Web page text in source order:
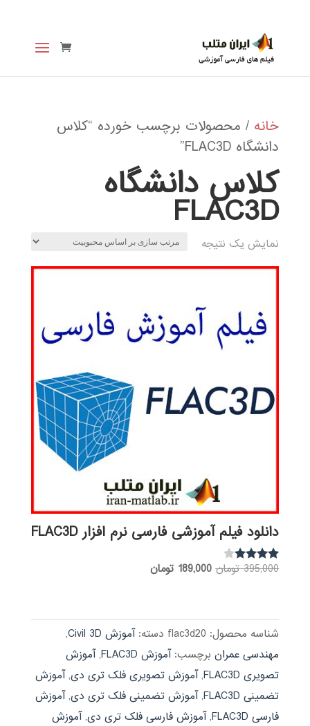
خانه / محصولات برچسب خورده “کلاس
دانشگاه FLAC3D”
کلاس دانشگاه
FLAC3D
نمایش یک نتیجه
دانلود فیلم آموزشی فارسی نرم افزار FLAC3D
نمره
395,000 تومان قیمت
بود.
189,000 تومانقیمت
شناسه محصول: flac3d20 دسته:آموزش Civil 3D
,
مهندسی عمران برچسب:آموزش FLAC3D ,آموزش
تصویری FLAC3D
,آموزش تصویری فلک تری دی,آموزش
تضمینی FLAC3D
,آموزش تضمینی فلک تری دی,آموزش
فارسی FLAC3D
,آموزش فارسی فلک تری دی,آموزش